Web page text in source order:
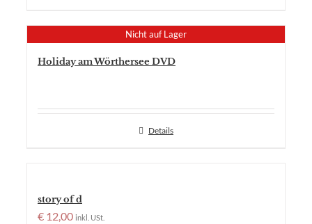
Nicht auf Lager
Holiday am Wörthersee DVD
Details
story of d
€ 12,00 inkl. USt.